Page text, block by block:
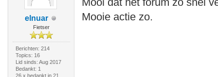
elnuar
Fietser
Berichten: 214
Topics: 16
Lid sinds: Aug 2017
Bedankt: 1
26 x bedankt in 21
Mooie actie zo.